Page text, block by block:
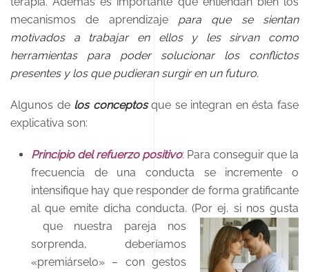
mecanismos de aprendizaje para que se sientan
motivados a trabajar en ellos y les sirvan como
herramientas para poder solucionar los conflictos
presentes y los que pudieran surgir en un futuro.
Algunos delos conceptosque se integran en ésta fase
explicativa son:
Principio del refuerzo positivo: Para conseguir que la
frecuencia de una conducta se incremente o
intensifique hay que responder de forma gratificante
al que emite dicha conducta. (Por ej. si nos gusta
que nuestra pareja nos
sorprenda, deberíamos
«premiárselo» – con gestos